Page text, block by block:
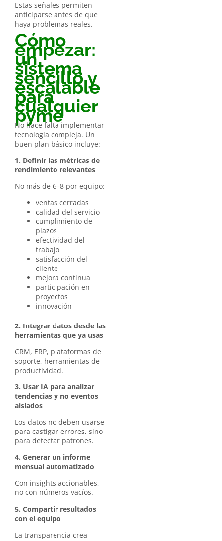
Estas señales permiten
anticiparse antes de que
haya problemas reales.
Cómo
empezar:
un
sistema
sencillo y
escalable
para
cualquier
pyme
No hace falta implementar
tecnología compleja. Un
buen plan básico incluye:
1. Definir las métricas de
rendimiento relevantes
No más de 6–8 por equipo:
ventas cerradas
calidad del servicio
cumplimiento de
plazos
efectividad del
trabajo
satisfacción del
cliente
mejora continua
participación en
proyectos
innovación
2. Integrar datos desde las
herramientas que ya usas
CRM, ERP, plataformas de
soporte, herramientas de
productividad.
3. Usar IA para analizar
tendencias y no eventos
aislados
Los datos no deben usarse
para castigar errores, sino
para detectar patrones.
4. Generar un informe
mensual automatizado
Con insights accionables,
no con números vacíos.
5. Compartir resultados
con el equipo
La transparencia crea